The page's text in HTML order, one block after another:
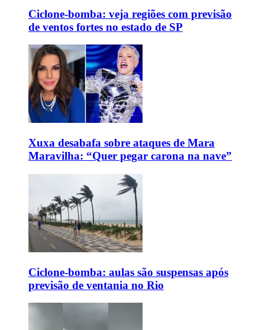
Ciclone-bomba: veja regiões com previsão
de ventos fortes no estado de SP
Xuxa desabafa sobre ataques de Mara
Maravilha: “Quer pegar carona na nave”
Ciclone-bomba: aulas são suspensas após
previsão de ventania no Rio